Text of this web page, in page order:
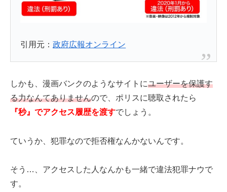
引用元：政府広報オンライン
しかも、漫画バンクのようなサイトにユーザーを保護す
る力なんてありませんので、ポリスに聴取されたら
『秒』でアクセス履歴を渡すでしょう。
ていうか、犯罪なので拒否権なんかないんです。
そう…、アクセスした人なんかも一緒で違法犯罪ナウで
す。